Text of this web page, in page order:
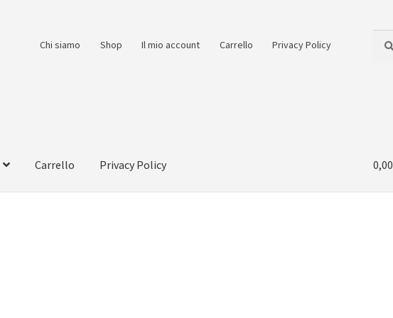
Chi siamo Shop Il mio account Carrello Privacy Policy
Carrello Privacy Policy 0,00